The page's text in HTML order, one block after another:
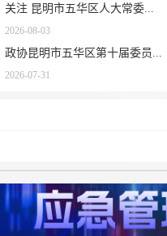
关注 昆明市五华区人大常委...
2026-08-03
政协昆明市五华区第十届委员...
2026-07-31